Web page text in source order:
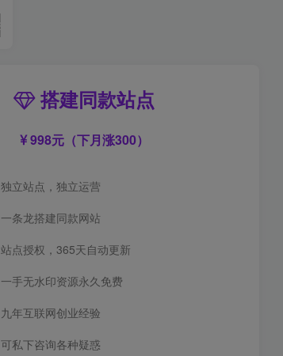
搭建同款站点
998元（下月涨300）
独立站点，独立运营
一条龙搭建同款网站
站点授权，365天自动更新
一手无水印资源永久免费
九年互联网创业经验
可私下咨询各种疑惑